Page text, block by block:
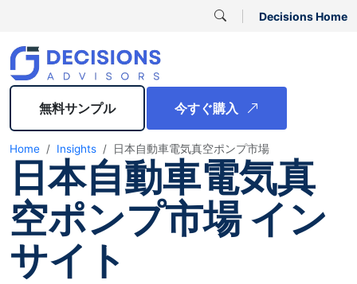
Decisions Home
無料サンプル 今すぐ購入
Home Insights 日本自動車電気真空ポンプ市場
日本自動車電気真
空ポンプ市場 イン
サイト